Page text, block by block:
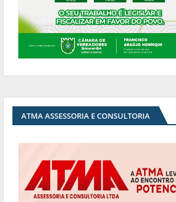
ATMA ASSESSORIA E CONSULTORIA